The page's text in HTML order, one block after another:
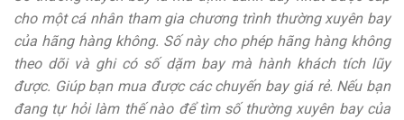
cho một cá nhân tham gia chương trình thường xuyên bay
của hãng hàng không. Số này cho phép hãng hàng không
theo dõi và ghi có số dặm bay mà hành khách tích lũy
được. Giúp bạn mua được các chuyến bay giá rẻ. Nếu bạn
đang tự hỏi làm thế nào để tìm số thường xuyên bay của